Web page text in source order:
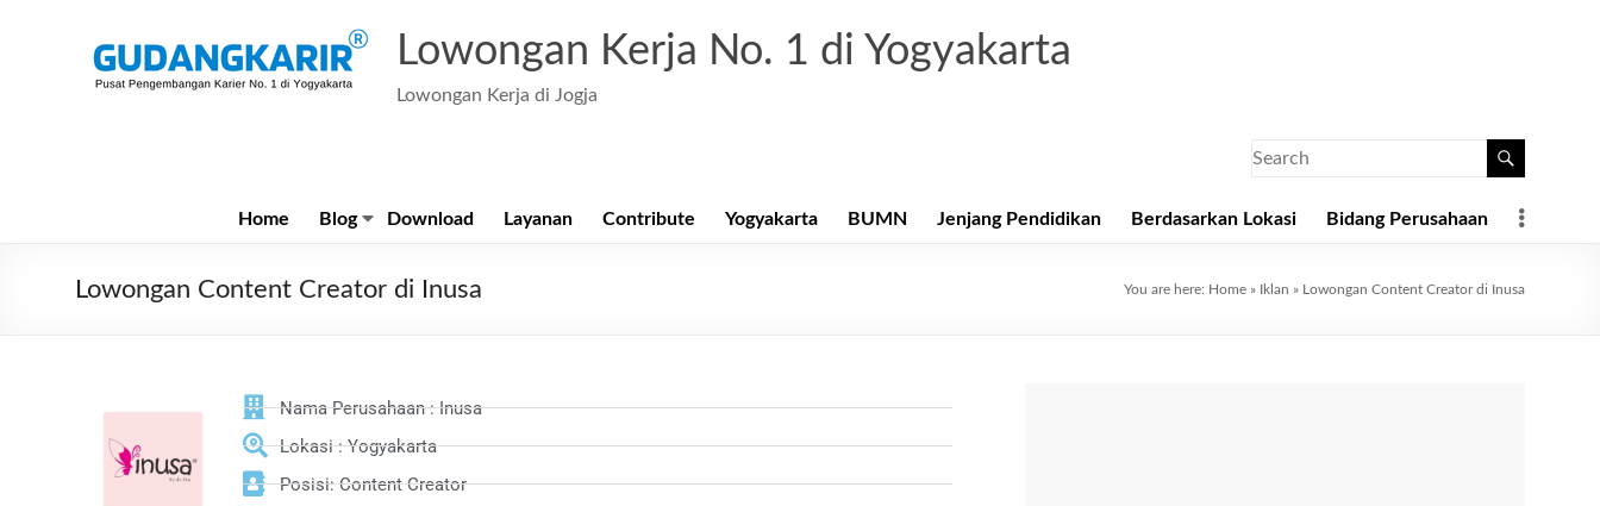
Lowongan Kerja No. 1 di Yogyakarta
Lowongan Kerja di Jogja
Home Blog Download Layanan Contribute Yogyakarta BUMN Jenjang Pendidikan Berdasarkan Lokasi Bidang Perusahaan
Lowongan Content Creator di Inusa You are here: Home » Iklan » Lowongan Content Creator di Inusa
Nama Perusahaan : Inusa
Lokasi : Yogyakarta
Posisi: Content Creator